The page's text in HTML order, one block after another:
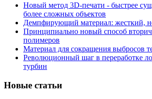
Новый метод 3D-печати - быстрее
более сложных объектов
Демпфирующий материал: жесткий,
Принципиально новый способ
полимеров
Материал для сокращения выбросов
Революционный шаг в переработке
турбин
Новые статьи